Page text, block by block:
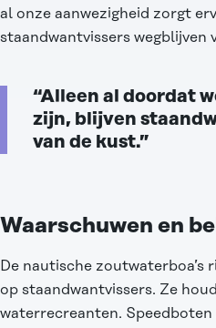
al onze aanwezigheid zorgt
staandwantvissers wegblijven
“Alleen al doordat
zijn, blijven
van de kust.”
Waarschuwen en
De nautische zoutwaterboa’s
op staandwantvissers. Ze
waterrecreanten.